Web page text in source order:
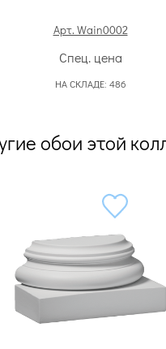
Арт. Wain0002
Спец. цена
НА СКЛАДЕ: 486
обои этой